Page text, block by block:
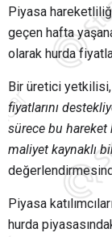
Piyasa
geçen hafta
olarak hurda
Bir üretici yetkilisi,
fiyatlarını
sürece bu hareket
maliyet kaynaklı
Piyasa
hurda